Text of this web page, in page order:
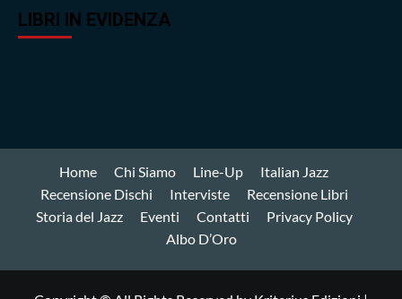
LIBRI IN EVIDENZA
Home Chi Siamo Line-Up
Italian Jazz
Recensione Dischi
Interviste
Recensione Libri
Storia del Jazz
Eventi Contatti
Privacy Policy
Albo D’Oro